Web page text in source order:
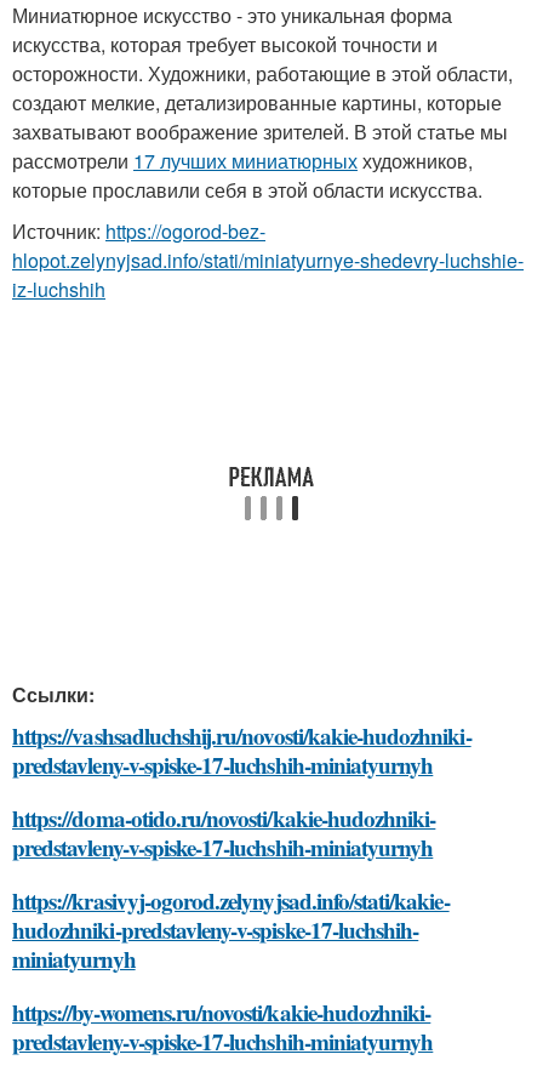
Миниатюрное искусство - это уникальная форма
искусства, которая требует высокой точности и
осторожности. Художники, работающие в этой области,
создают мелкие, детализированные картины, которые
захватывают воображение зрителей. В этой статье мы
рассмотрели 17 лучших миниатюрныххудожников,
которые прославили себя в этой области искусства.
Источник: https://ogorod-bez-
hlopot.zelynyjsad.info/stati/miniatyurnye-shedevry-luchshie-
iz-luchshih
Ссылки:
https://vashsadluchshij.ru/novosti/kakie-hudozhniki-
predstavleny-v-spiske-17-luchshih-miniatyurnyh
https://doma-otido.ru/novosti/kakie-hudozhniki-
predstavleny-v-spiske-17-luchshih-miniatyurnyh
https://krasivyj-ogorod.zelynyjsad.info/stati/kakie-
hudozhniki-predstavleny-v-spiske-17-luchshih-
miniatyurnyh
https://by-womens.ru/novosti/kakie-hudozhniki-
predstavleny-v-spiske-17-luchshih-miniatyurnyh